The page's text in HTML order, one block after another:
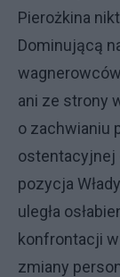
Pierożkina
Dominującą
ani ze strony
o zachwianiu
ostentacyjnej
pozycja
uległa
konfrontacji
zmiany